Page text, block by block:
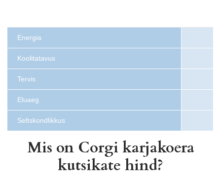
Energia
Koolitatavus
Tervis
Eluaeg
Seltskondlikkus
Mis on Corgi karjakoera
kutsikate hind?